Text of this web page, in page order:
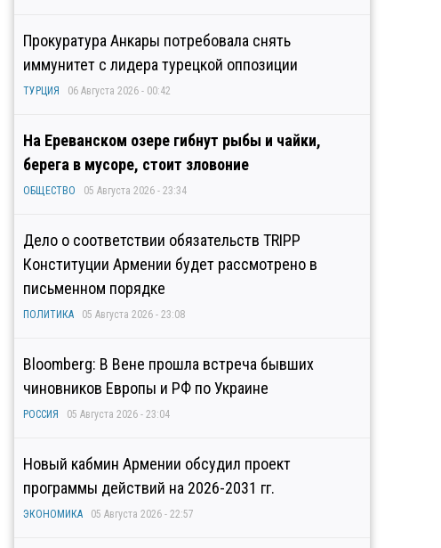
Прокуратура Анкары потребовала снять
иммунитет с лидера турецкой оппозиции
ТУРЦИЯ 06 Августа 2026 - 00:42
На Ереванском озере гибнут рыбы и чайки,
берега в мусоре, стоит зловоние
ОБЩЕСТВО 05 Августа 2026 - 23:34
Дело о соответствии обязательств TRIPP
Конституции Армении будет рассмотрено в
письменном порядке
ПОЛИТИКА 05 Августа 2026 - 23:08
Bloomberg: В Вене прошла встреча бывших
чиновников Европы и РФ по Украине
РОССИЯ 05 Августа 2026 - 23:04
Новый кабмин Армении обсудил проект
программы действий на 2026-2031 гг.
ЭКОНОМИКА 05 Августа 2026 - 22:57